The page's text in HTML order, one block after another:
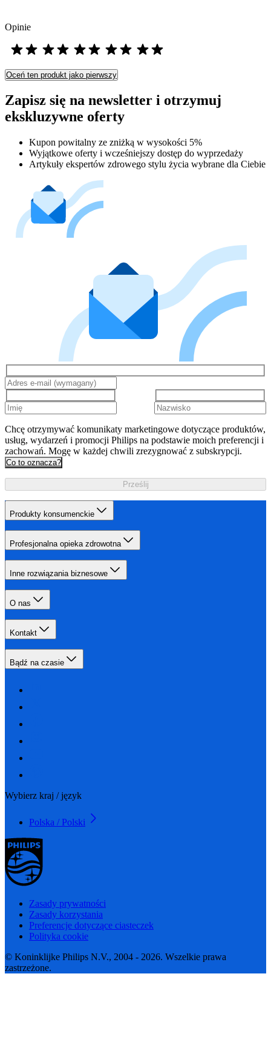
Opinie
Oceń ten produkt jako pierwszy
Zapisz się na newsletter i otrzymuj
ekskluzywne oferty
Kupon powitalny ze zniżką w wysokości 5%
Wyjątkowe oferty i wcześniejszy dostęp do wyprzedaży
Artykuły ekspertów zdrowego stylu życia wybrane dla Ciebie
Chcę otrzymywać komunikaty marketingowe dotyczące produktów,
usług, wydarzeń i promocji Philips na podstawie moich preferencji i
zachowań. Mogę w każdej chwili zrezygnować z subskrypcji.
Co to oznacza?
Prześlij
Produkty konsumenckie
Profesjonalna opieka zdrowotna
Inne rozwiązania biznesowe
O nas
Kontakt
Bądź na czasie
Wybierz kraj / język
Polska / Polski
Zasady prywatności
Zasady korzystania
Preferencje dotyczące ciasteczek
Polityka cookie
© Koninklijke Philips N.V., 2004 - 2026. Wszelkie prawa
zastrzeżone.